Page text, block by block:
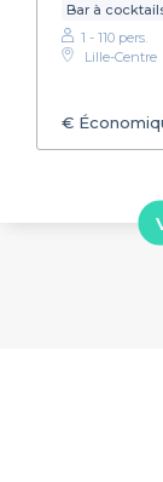
Bar à
1 - 110 pers.
Lille-Centre
€